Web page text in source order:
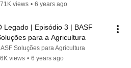
views • 6 years ago
Legado | Episódio 3 | BASF
para a Agricultura
Soluções para Agricultura
views • 6 years ago